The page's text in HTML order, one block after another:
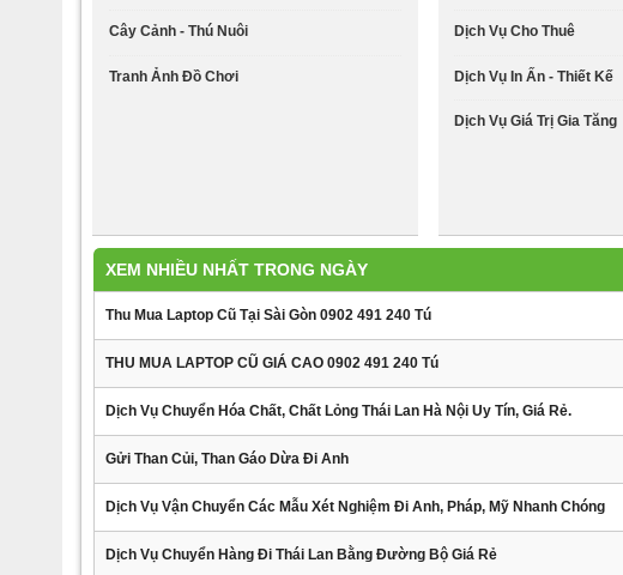
Cây Cảnh - Thú Nuôi
Tranh Ảnh Đồ Chơi
Dịch Vụ Cho Thuê
Dịch Vụ In Ấn - Thiết Kế
Dịch Vụ Giá Trị Gia Tăng
XEM NHIỀU NHẤT TRONG NGÀY
Thu Mua Laptop Cũ Tại Sài Gòn 0902 491 240 Tú
THU MUA LAPTOP CŨ GIÁ CAO 0902 491 240 Tú
Dịch Vụ Chuyển Hóa Chất, Chất Lỏng Thái Lan Hà Nội Uy Tín, Giá Rẻ.
Gửi Than Củi, Than Gáo Dừa Đi Anh
Dịch Vụ Vận Chuyển Các Mẫu Xét Nghiệm Đi Anh, Pháp, Mỹ Nhanh Chóng
Dịch Vụ Chuyển Hàng Đi Thái Lan Bằng Đường Bộ Giá Rẻ